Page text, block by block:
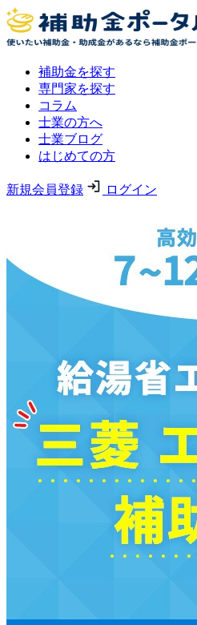
補助金を探す
専門家を探す
コラム
士業の方へ
士業ブログ
はじめての方
新規会員登録 ログイン